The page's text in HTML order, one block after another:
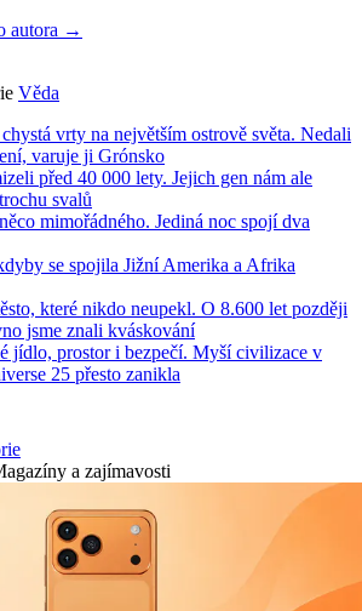
autora →
Věda
vrty na největším ostrově světa. Nedali
varuje ji Grónsko
před 40 000 lety. Jejich gen nám ale
svalů
mimořádného. Jediná noc spojí dva
se spojila Jižní Amerika a Afrika
které nikdo neupekl. O 8.600 let později
jsme znali kváskování
jídlo, prostor i bezpečí. Myší civilizace v
25 přesto zanikla
a zajímavosti